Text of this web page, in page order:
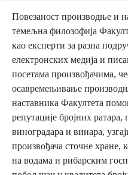
Повезаност производње и
темељна филозофија
као експерти за разна
електронских медија и
посетама произвођачима,
осавремењивање
наставника Факултета
репутације бројних ратара,
виноградара и винара,
произвођача сточне хране,
на водама и рибарским